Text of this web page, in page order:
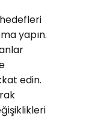
yapın.
edin.